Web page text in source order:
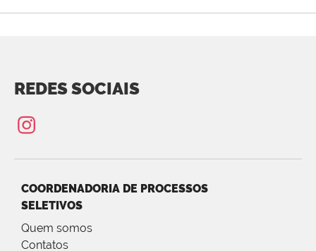
REDES SOCIAIS
COORDENADORIA DE PROCESSOS
SELETIVOS
Quem somos
Contatos